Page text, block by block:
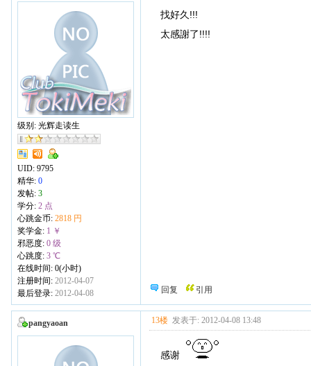
级别: 光辉走读生
UID: 9795
精华: 0
发帖: 3
学分: 2 点
心跳金币: 2818 円
奖学金: 1 ￥
邪恶度: 0 级
心跳度: 3 ℃
在线时间: 0(小时)
注册时间: 2012-04-07
最后登录: 2012-04-08
找好久!!!
太感謝了!!!!
回复 引用
pangyaoan 13楼 发表于: 2012-04-08 13:48
感谢